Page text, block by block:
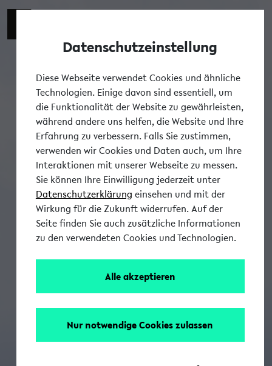
Datenschutzeinstellung
Diese Webseite verwendet Cookies und ähnliche
Technologien. Einige davon sind essentiell, um
die Funktionalität der Website zu gewährleisten,
während andere uns helfen, die Website und Ihre
Erfahrung zu verbessern. Falls Sie zustimmen,
verwenden wir Cookies und Daten auch, um Ihre
Interaktionen mit unserer Webseite zu messen.
Sie können Ihre Einwilligung jederzeit unter
Datenschutzerklärung einsehen und mit der
Wirkung für die Zukunft widerrufen. Auf der
Seite finden Sie auch zusätzliche Informationen
zu den verwendeten Cookies und Technologien.
Alle akzeptieren
Nur notwendige Cookies zulassen